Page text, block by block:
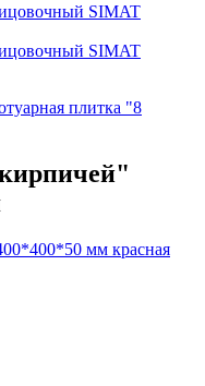
SIMAT
SIMAT
плитка "8